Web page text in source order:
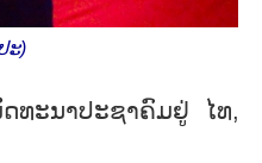
ະ)
ທະ​ນາ​ປະ​ຊາ​ຄົມ​ຢູ່ ໄທ,